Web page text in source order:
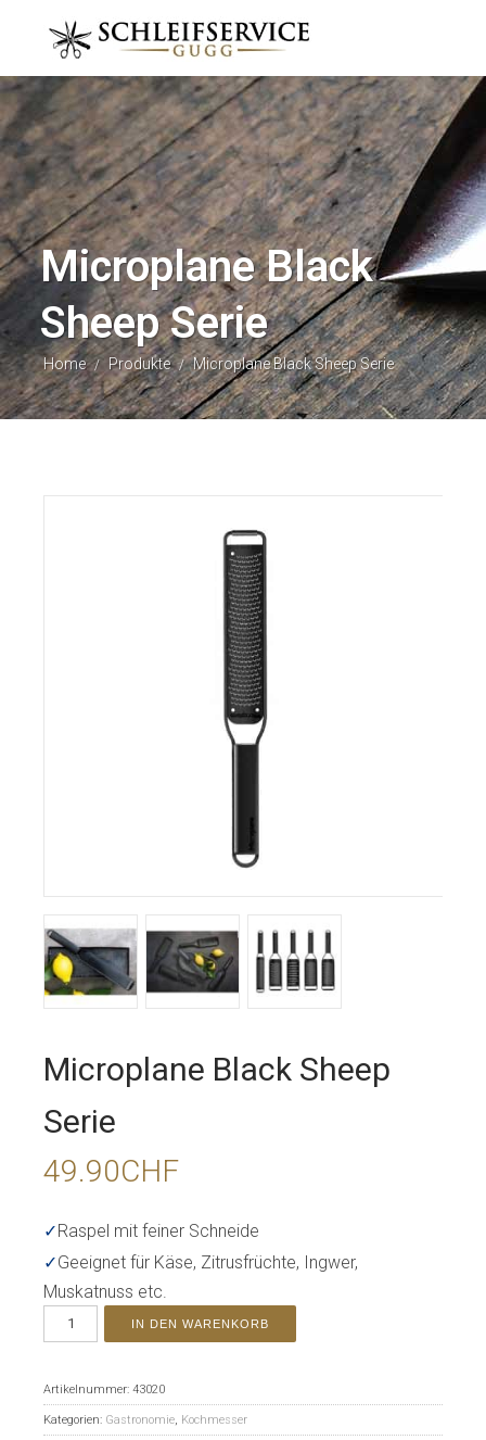
Microplane Black
Sheep Serie
Home / Produkte / Microplane Black Sheep Serie
Microplane Black Sheep
Serie
49.90CHF
✓Raspel mit feiner Schneide
✓Geeignet für Käse, Zitrusfrüchte, Ingwer,
Muskatnuss etc.
IN DEN WARENKORB
Artikelnummer: 43020
Kategorien: Gastronomie, Kochmesser